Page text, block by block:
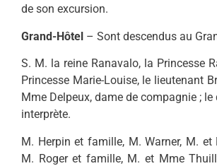
de son excursion.
Grand-Hôtel – Sont descendus au
S. M. la reine Ranavalo, la Princesse
Princesse Marie-Louise, le lieutenant
Mme Delpeux, dame de compagnie ;
interprète.
M. Herpin et famille, M. Warner, M. et
M. Roger et famille, M. et Mme